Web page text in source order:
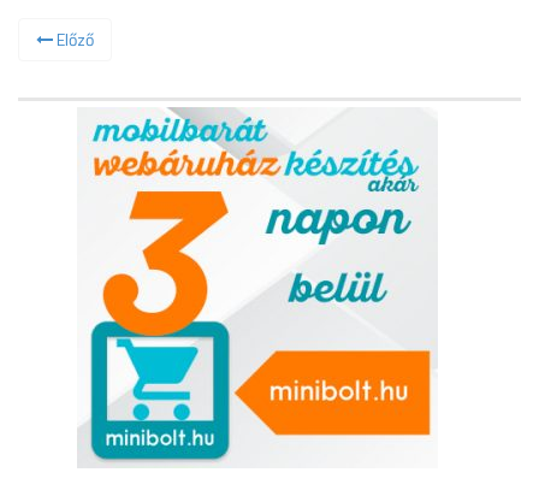
Előző